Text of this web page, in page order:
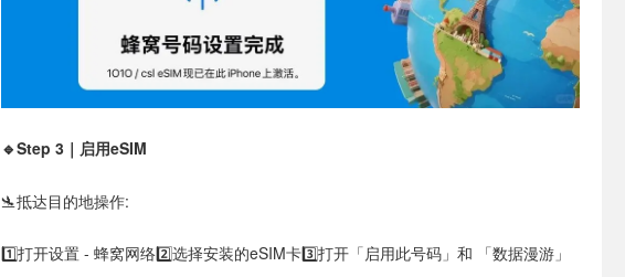
🔹Step 3｜启用eSIM
🛬抵达目的地操作:
1️⃣打开设置 - 蜂窝网络2️⃣选择安装的eSIM卡3️⃣打开「启用此号码」和 「数据漫游」